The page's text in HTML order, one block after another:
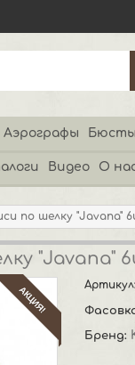
Аэрографы Бюсты
Видео О
по шелку "Javana"
"Javana"
АКЦИЯ! Артикул:
Бренд: